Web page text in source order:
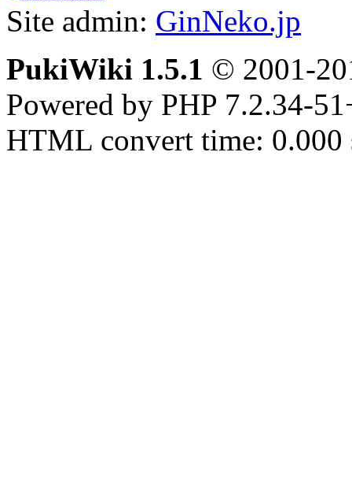
Site admin: GinNeko.jp
PukiWiki 1.5.1 © 2001-
Powered by PHP 7.2.34-
HTML convert time: 0.000